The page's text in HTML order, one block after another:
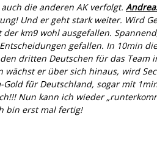
die anderen AK verfolgt.
Und er geht stark weiter. Wird
km9 wohl ausgefallen.
gefallen. In 10min
dritten Deutschen für das Team
er über sich hinaus, wird
Gold für Deutschland, sogar mit
Nun kann ich wieder
bin erst mal fertig!